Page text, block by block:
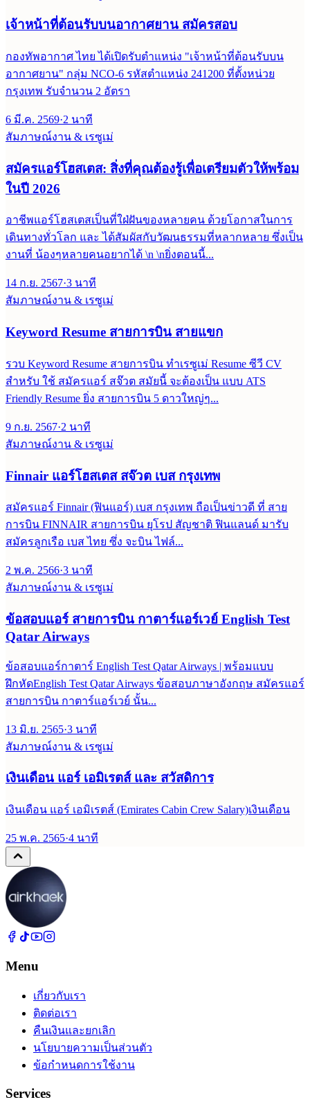
เจ้าหน้าที่ต้อนรับบนอากาศยาน สมัครสอบ
กองทัพอากาศ ไทย ได้เปิดรับตำแหน่ง "เจ้าหน้าที่ต้อนรับบน
อากาศยาน" กลุ่ม NCO-6 รหัสตำแหน่ง 241200 ที่ตั้งหน่วย
กรุงเทพ รับจำนวน 2 อัตรา
6 มี.ค. 2569·2 นาที
สัมภาษณ์งาน & เรซูเม่
สมัครแอร์โฮสเตส: สิ่งที่คุณต้องรู้เพื่อเตรียมตัวให้พร้อม
ในปี 2026
อาชีพแอร์โฮสเตสเป็นที่ใฝ่ฝันของหลายคน ด้วยโอกาสในการ
เดินทางทั่วโลก และ ได้สัมผัสกับวัฒนธรรมที่หลากหลาย ซึ่งเป็น
งานที่ น้องๆหลายคนอยากได้ \n \nยิ่งตอนนี้...
14 ก.ย. 2567·3 นาที
สัมภาษณ์งาน & เรซูเม่
Keyword Resume สายการบิน สายแขก
รวบ Keyword Resume สายการบิน ทำเรซูเม่ Resume ซีวี CV
สำหรับ ใช้ สมัครแอร์ สจ๊วต สมัยนี้ จะต้องเป็น แบบ ATS
Friendly Resume ยิ่ง สายการบิน 5 ดาวใหญ่ๆ...
9 ก.ย. 2567·2 นาที
สัมภาษณ์งาน & เรซูเม่
Finnair แอร์โฮสเตส สจ๊วต เบส กรุงเทพ
สมัครแอร์ Finnair (ฟินแอร์) เบส กรุงเทพ ถือเป็นข่าวดี ที่ สาย
การบิน FINNAIR สายการบิน ยุโรป สัญชาติ ฟินแลนด์ มารับ
สมัครลูกเรือ เบส ไทย ซึ่ง จะบิน ไฟล์...
2 พ.ค. 2566·3 นาที
สัมภาษณ์งาน & เรซูเม่
ข้อสอบแอร์ สายการบิน กาตาร์แอร์เวย์ English Test
Qatar Airways
ข้อสอบแอร์กาตาร์ English Test Qatar Airways | พร้อมแบบ
ฝึกหัดEnglish Test Qatar Airways ข้อสอบภาษาอังกฤษ สมัครแอร์
สายการบิน กาตาร์แอร์เวย์ นั้น...
13 มิ.ย. 2565·3 นาที
สัมภาษณ์งาน & เรซูเม่
เงินเดือน แอร์ เอมิเรตส์ และ สวัสดิการ
เงินเดือน แอร์ เอมิเรตส์ (Emirates Cabin Crew Salary)เงินเดือน
25 พ.ค. 2565·4 นาที
Menu
เกี่ยวกับเรา
ติดต่อเรา
คืนเงินและยกเลิก
นโยบายความเป็นส่วนตัว
ข้อกำหนดการใช้งาน
Services